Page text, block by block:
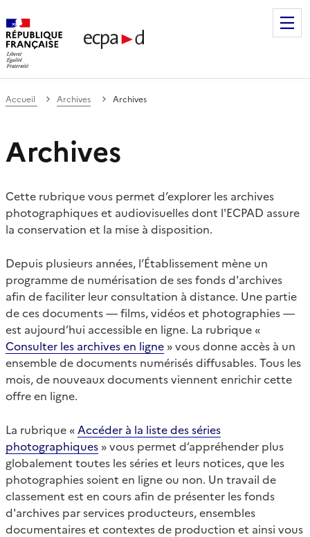
de communication et de production
Accueil Archives Archives
Archives
Cette rubrique vous permet d’explorer les archives
photographiques et audiovisuelles dont l'ECPAD assure
la conservation et la mise à disposition.
Depuis plusieurs années, l’Établissement mène un
programme de numérisation de ses fonds d'archives
afin de faciliter leur consultation à distance. Une partie
de ces documents — films, vidéos et photographies —
est aujourd’hui accessible en ligne. La rubrique «
Consulter les archives en ligne » vous donne accès à un
ensemble de documents numérisés diffusables. Tous les
mois, de nouveaux documents viennent enrichir cette
offre en ligne.
La rubrique « Accéder à la liste des séries
photographiques » vous permet d’appréhender plus
globalement toutes les séries et leurs notices, que les
photographies soient en ligne ou non. Un travail de
classement est en cours afin de présenter les fonds
d'archives par services producteurs, ensembles
documentaires et contextes de production et ainsi vous